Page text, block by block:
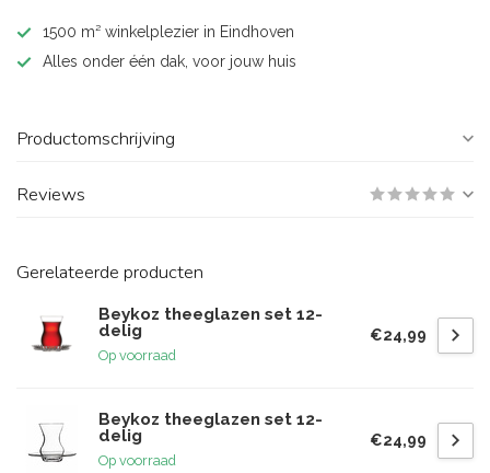
1500 m² winkelplezier in Eindhoven
Alles onder één dak, voor jouw huis
Productomschrijving
Reviews
Gerelateerde producten
Beykoz theeglazen set 12-
delig
Op voorraad
€24,99
Beykoz theeglazen set 12-
delig
Op voorraad
€24,99